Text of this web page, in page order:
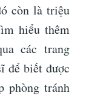
còn là triệu
hiểu thêm
các trang
để biết được
phòng tránh